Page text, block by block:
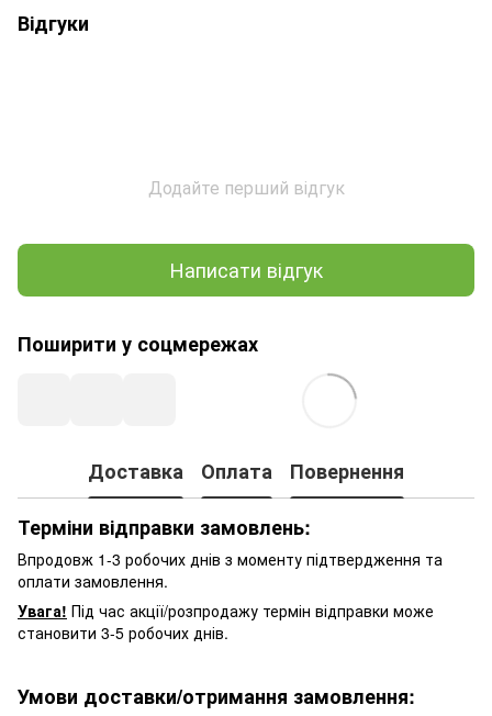
Відгуки
Додайте перший відгук
Написати відгук
Поширити у соцмережах
Доставка Оплата
Повернення
Терміни відправки замовлень:
Впродовж 1-3 робочих днів з моменту підтвердження та
оплати замовлення.
Увага! Під час акції/розпродажу термін відправки може
становити 3-5 робочих днів.
Умови доставки/отримання замовлення: